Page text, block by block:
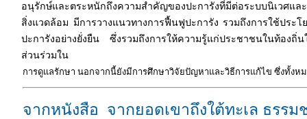
อนุรักษ์และตระหนักถึงความสำคัญของปะการังที่มีต่อระบบนิเวศแล
สิ่งแวดล้อม มีการวางแนวทางการฟื้นฟูปะการัง รวมถึงการใช้ประโ
ปะการังอย่างยั่งยืน ซึ่งรวมถึงการให้ความรู้แก่ประชาชนในท้องถิ่น
ส่วนร่วมใน
การดูแลรักษา นอกจากนี้ยังมีการศึกษาวิจัยปัญหาและวิธีการแก้ไข ซึ่งทั้ง
จากหนังสือ จากยอดเขาถึงใต้ทะเล ธรร